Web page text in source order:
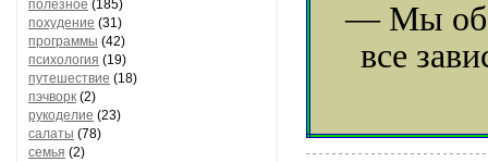
полезное (185)
похудение (31)
программы (42)
психология (19)
путешествие (18)
пэчворк (2)
рукоделие (23)
салаты (78)
семья (2)
— Мы оба
все